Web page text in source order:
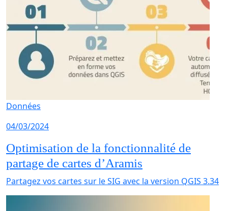
Données
04/03/2024
Optimisation de la fonctionnalité de
partage de cartes d’Aramis
Partagez vos cartes sur le SIG avec la version QGIS 3.34